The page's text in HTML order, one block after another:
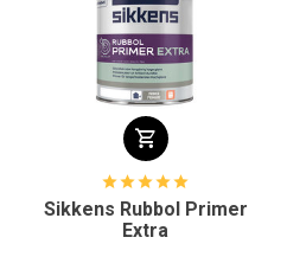
Sikkens Rubbol Primer
Extra